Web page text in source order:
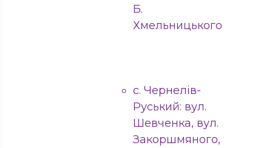
Б.
Хмельницького
с. Чернелів-
Руський: вул.
Шевченка, вул.
Закоршмяного,